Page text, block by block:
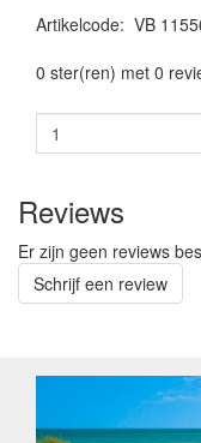
Artikelcode: VB
0 ster(ren) met 0
Reviews
Er zijn geen reviews
Schrijf een review